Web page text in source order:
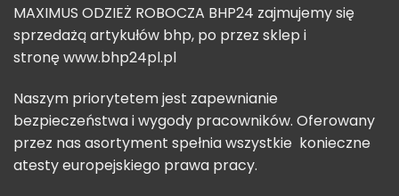
MAXIMUS ODZIEŻ ROBOCZA BHP24 zajmujemy się
sprzedażą artykułów bhp, po przez sklep i
stronę www.bhp24pl.pl
Naszym priorytetem jest zapewnianie
bezpieczeństwa i wygody pracowników. Oferowany
przez nas asortyment spełnia wszystkie konieczne
atesty europejskiego prawa pracy.